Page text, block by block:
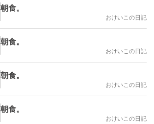
朝食。
おけいこの日記
朝食。
おけいこの日記
朝食。
おけいこの日記
朝食。
おけいこの日記